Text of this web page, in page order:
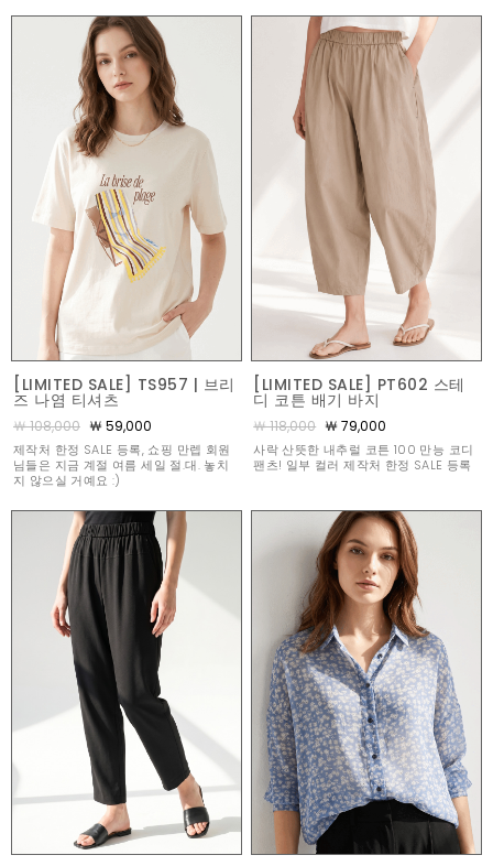
[LIMITED SALE] TS957 | 브리
즈 나염 티셔츠
￦ 108,000 ￦ 59,000
제작처 한정 SALE 등록, 쇼핑 만렙 회원
님들은 지금 계절 여름 세일 절.대. 놓치
지 않으실 거예요 :)
[LIMITED SALE] PT602 스테
디 코튼 배기 바지
￦ 118,000 ￦ 79,000
사락 산뜻한 내추럴 코튼 100 만능 코디
팬츠! 일부 컬러 제작처 한정 SALE 등록